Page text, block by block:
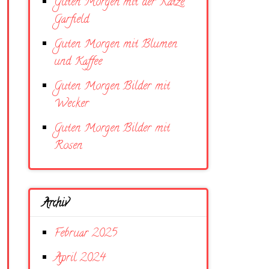
Garfield
Guten Morgen mit Blumen
und Kaffee
Guten Morgen Bilder mit
Wecker
Guten Morgen Bilder mit
Rosen
Archiv
Februar 2025
April 2024